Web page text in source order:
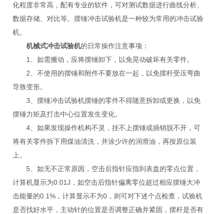
化程度非常高，配有专业的软件，可对测试数据进行曲线分析、
数据存储、对比等。摆锤冲击试验机是一种较为常用的冲击试验
机。
机械式冲击试验机的日常操作注意事项：
1、如需搬动，应将摆锤卸下，以免晃动破坏有关零件。
2、不使用的摆锤和附件不要放在一起，以免摆杆受压弯曲
导致变形。
3、摆锤冲击试验机摆锤的零件不得随意拆卸或更换，以免
摆锤力矩及打击中心位置发生变化。
4、如果发现操作机构不灵，挂不上摆锤或插销脱不开，可
将有关零件拆下用煤油清洗，并涂少许的润滑油，再按原位装
上。
5、如无不正常原因，空击后指针应指到表盘的零点位置，
计算机显示为0.01J，如空击后指针偏离零位超过相应摆锤大冲
击能量的0.1%，计算显示不为0，则可对下述个点检查，试验机
是否找好水平，主动针的位置是否调整正确并紧固，摆杆是否有